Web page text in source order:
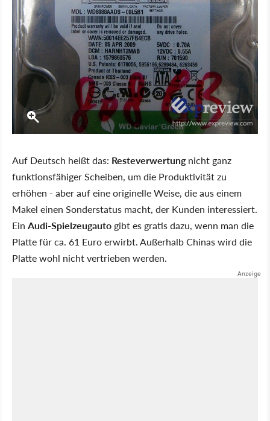
Auf Deutsch heißt das: Resteverwertungnicht ganz
funktionsfähiger Scheiben, um die Produktivität zu
erhöhen - aber auf eine originelle Weise, die aus einem
Makel einen Sonderstatus macht, der Kunden interessiert.
Ein Audi-Spielzeugauto gibt es gratis dazu, wenn man die
Platte für ca. 61 Euro erwirbt. Außerhalb Chinas wird die
Platte wohl nicht vertrieben werden.